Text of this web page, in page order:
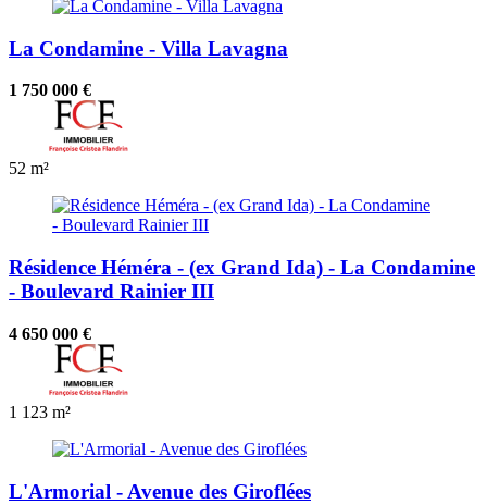
La Condamine - Villa Lavagna
1 750 000 €
52 m²
Résidence Héméra - (ex Grand Ida) - La Condamine
- Boulevard Rainier III
4 650 000 €
1 123 m²
L'Armorial - Avenue des Giroflées